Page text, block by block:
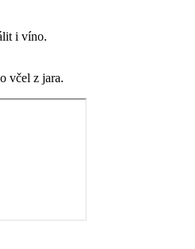
i víno.
včel z jara.